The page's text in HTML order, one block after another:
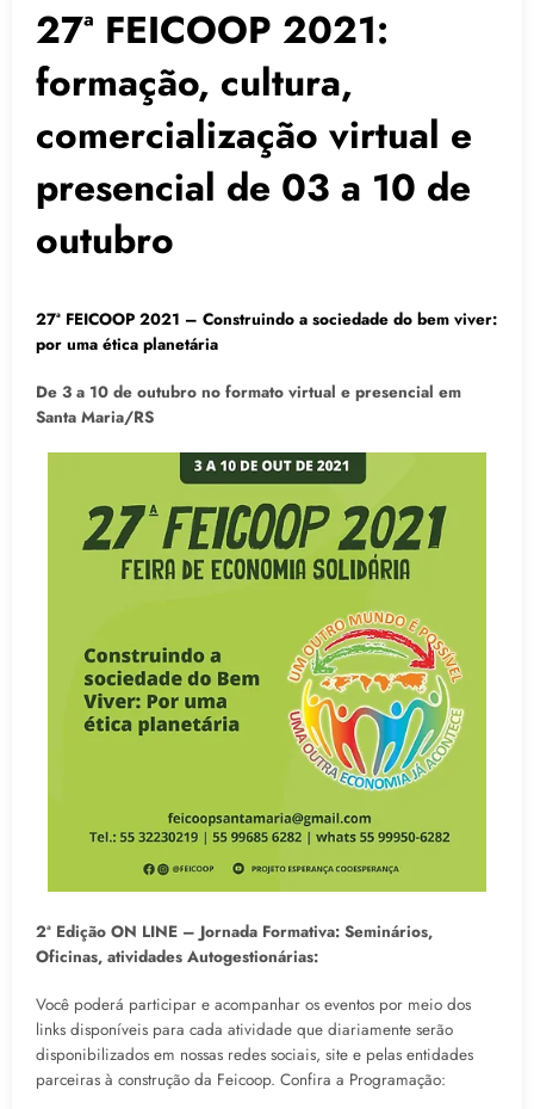
27ª FEICOOP 2021:
formação, cultura,
comercialização virtual e
presencial de 03 a 10 de
outubro
27ª FEICOOP 2021 – Construindo a sociedade do bem viver:
por uma ética planetária
De 3 a 10 de outubro no formato virtual e presencial em
Santa Maria/RS
2ª Edição ON LINE – Jornada Formativa: Seminários,
Oficinas, atividades Autogestionárias:
Você poderá participar e acompanhar os eventos por meio dos
links disponíveis para cada atividade que diariamente serão
disponibilizados em nossas redes sociais, site e pelas entidades
parceiras à construção da Feicoop. Confira a Programação: